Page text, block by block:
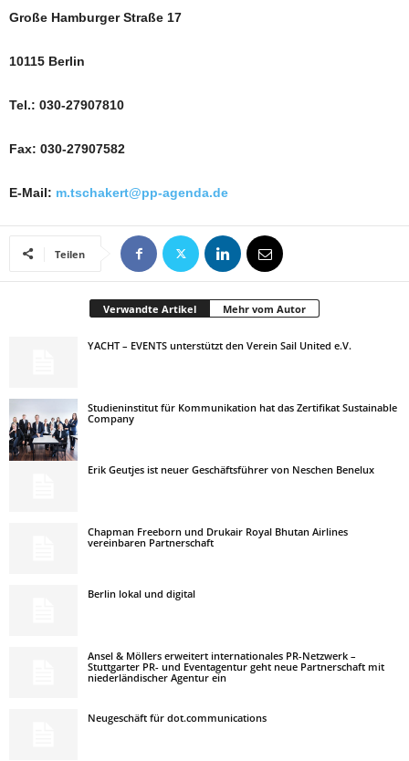
Große Hamburger Straße 17
10115 Berlin
Tel.: 030-27907810
Fax: 030-27907582
E-Mail: m.tschakert@pp-agenda.de
Teilen
Verwandte Artikel Mehr vom Autor
YACHT – EVENTS unterstützt den Verein Sail United e.V.
Studieninstitut für Kommunikation hat das Zertifikat Sustainable
Company
Erik Geutjes ist neuer Geschäftsführer von Neschen Benelux
Chapman Freeborn und Drukair Royal Bhutan Airlines
vereinbaren Partnerschaft
Berlin lokal und digital
Ansel & Möllers erweitert internationales PR-Netzwerk –
Stuttgarter PR- und Eventagentur geht neue Partnerschaft mit
niederländischer Agentur ein
Neugeschäft für dot.communications